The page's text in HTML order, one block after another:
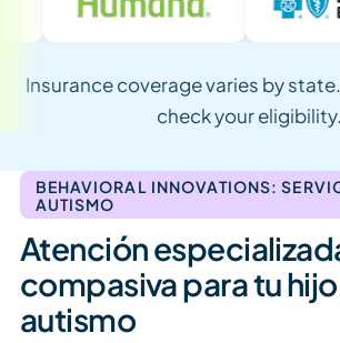
Insurance coverage varies by state.
check your eligibility.
BEHAVIORAL INNOVATIONS:
AUTISMO
Atención
compasiva para tu
autismo